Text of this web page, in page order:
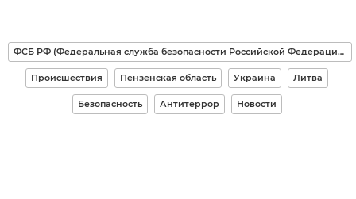
ФСБ РФ (Федеральная служба безопасности Российской Федерации)
Происшествия Пензенская область Украина Литва
Безопасность Антитеррор Новости